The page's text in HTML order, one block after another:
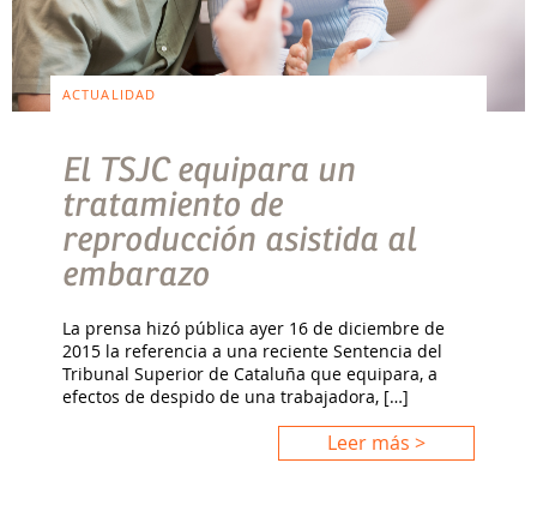
ACTUALIDAD
El TSJC equipara un
tratamiento de
reproducción asistida al
embarazo
La prensa hizó pública ayer 16 de diciembre de
2015 la referencia a una reciente Sentencia del
Tribunal Superior de Cataluña que equipara, a
efectos de despido de una trabajadora, […]
Leer más >